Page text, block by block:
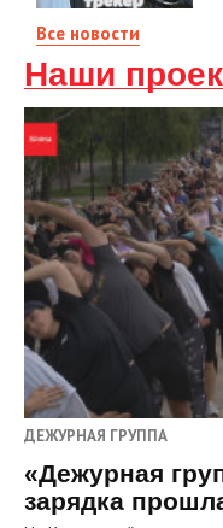
Все новости
Наши
ДЕЖУРНАЯ ГРУППА
«Дежурная
зарядка